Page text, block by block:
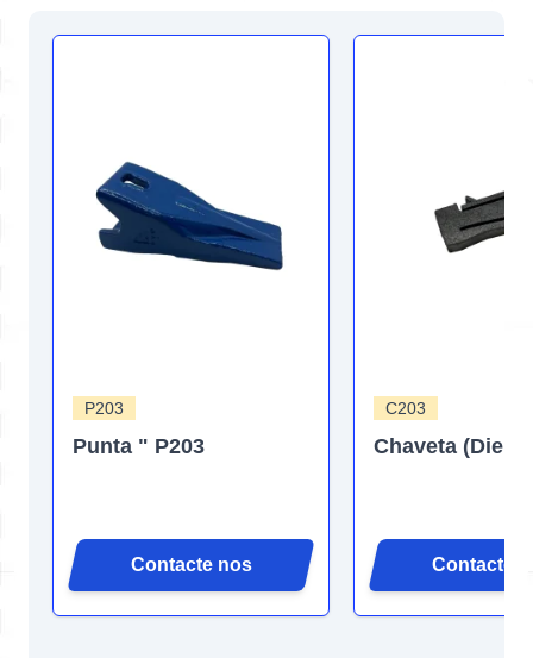
P203
Punta " P203
Contacte nos
C203
Chaveta
Contacte